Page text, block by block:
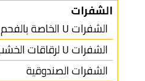
الشفرات
الشفرات U الخاصة بالفحم
الشفرات U لرقاقات الخشب
الشفرات الصندوقية